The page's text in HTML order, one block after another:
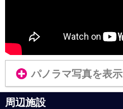
パノラマ写真を表示
周辺施設